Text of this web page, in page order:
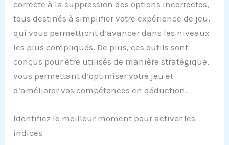
correcte à la suppression des options incorrectes,
tous destinés à simplifier votre expérience de jeu,
qui vous permettront d’avancer dans les niveaux
les plus compliqués. De plus, ces outils sont
conçus pour être utilisés de manière stratégique,
vous permettant d’optimiser votre jeu et
d’améliorer vos compétences en déduction.
Identifiez le meilleur moment pour activer les
indices